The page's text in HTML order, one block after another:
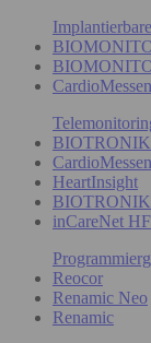
HeartInsight
BIOTRONIK
inCareNet HF
Reocor
Renamic Neo
Renamic